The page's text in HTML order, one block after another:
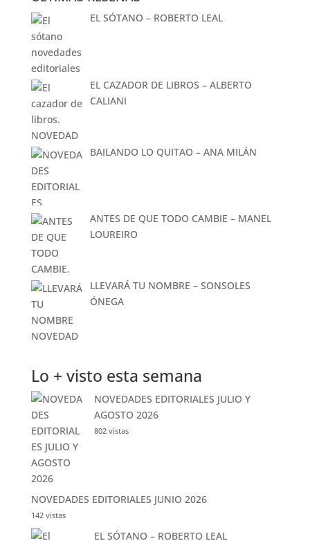
EL SÓTANO – ROBERTO LEAL
EL CAZADOR DE LIBROS – ALBERTO
CALIANI
BAILANDO LO QUITAO – ANA MILÁN
ANTES DE QUE TODO CAMBIE – MANEL
LOUREIRO
LLEVARÁ TU NOMBRE – SONSOLES
ÓNEGA
Lo + visto esta semana
NOVEDADES EDITORIALES JULIO Y
AGOSTO 2026
802 vistas
NOVEDADES EDITORIALES JUNIO 2026
142 vistas
EL SÓTANO – ROBERTO LEAL